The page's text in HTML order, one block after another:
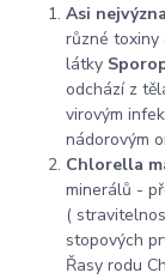
Asi
různé toxiny
látky
odchází z
virovým
nádorovým
Chlorella
minerálů -
(
stopových
Řasy rodu